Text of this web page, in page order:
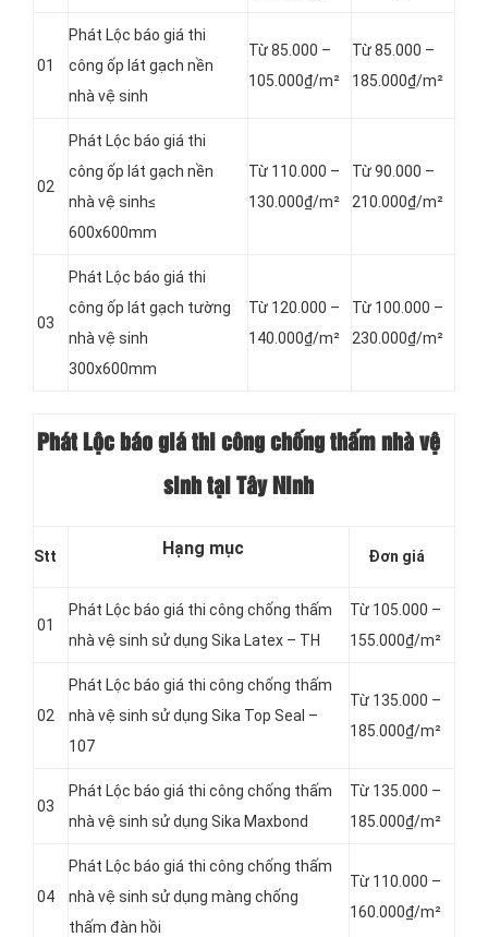
01
Phát Lộc báo giá thi
công ốp lát gạch nền
nhà vệ sinh
Từ 85.000 –
105.000₫/m²
Từ 85.000 –
185.000₫/m²
02
Phát Lộc báo giá thi
công ốp lát gạch nền
nhà vệ sinh≤
600x600mm
Từ 110.000 –
130.000₫/m²
Từ 90.000 –
210.000₫/m²
03
Phát Lộc báo giá thi
công ốp lát gạch tường
nhà vệ sinh
300x600mm
Từ 120.000 –
140.000₫/m²
Từ 100.000 –
230.000₫/m²
Phát Lộc báo giá thi công chống thấm nhà vệ
sinh tại Tây Ninh
Stt Hạng mục Đơn giá
01
Phát Lộc báo giá thi công chống thấm
nhà vệ sinh sử dụng Sika Latex – TH
Từ 105.000 –
155.000₫/m²
02
Phát Lộc báo giá thi công chống thấm
nhà vệ sinh sử dụng Sika Top Seal –
107
Từ 135.000 –
185.000₫/m²
03
Phát Lộc báo giá thi công chống thấm
nhà vệ sinh sử dụng Sika Maxbond
Từ 135.000 –
185.000₫/m²
04
Phát Lộc báo giá thi công chống thấm
nhà vệ sinh sử dụng màng chống
thấm đàn hồi
Từ 110.000 –
160.000₫/m²